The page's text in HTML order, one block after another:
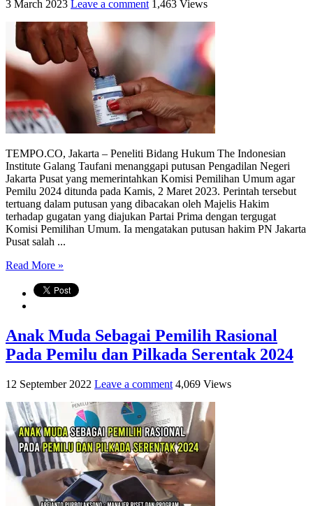
3 March 2023 Leave a comment 1,463 Views
TEMPO.CO, Jakarta – Peneliti Bidang Hukum The Indonesian
Institute Galang Taufani menanggapi putusan Pengadilan Negeri
Jakarta Pusat yang memerintahkan Komisi Pemilihan Umum agar
Pemilu 2024 ditunda pada Kamis, 2 Maret 2023. Perintah tersebut
tertuang dalam putusan yang dibacakan oleh Majelis Hakim
terhadap gugatan yang diajukan Partai Prima dengan tergugat
Komisi Pemilihan Umum. Ia mengatakan putusan hakim PN Jakarta
Pusat salah ...
Read More »
Anak Muda Sebagai Pemilih Rasional
Pada Pemilu dan Pilkada Serentak 2024
12 September 2022 Leave a comment 4,069 Views